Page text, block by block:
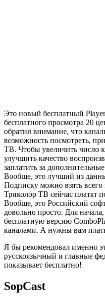
Это новый бесплатный
бесплатного просмотра 20
обратил внимание, что
возможность посмотреть,
ТВ. Чтобы увеличить число
улучшить качество
заплатить за
Вообще, это лучший из
Подписку можно взять
Триколор ТВ сейчас платят
Вообще, это Российский
довольно просто. Для
бесплатную версию
каналами. А нужны вам
Я бы рекомендовал именно
русскоязычный и главные
показывает бесплатно!
SopCast